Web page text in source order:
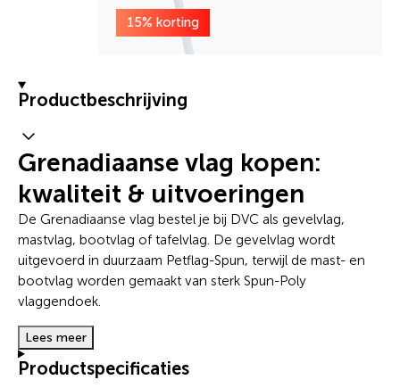
15% korting
Productbeschrijving
Grenadiaanse vlag kopen:
kwaliteit & uitvoeringen
De Grenadiaanse vlag bestel je bij DVC als gevelvlag,
mastvlag, bootvlag of tafelvlag. De gevelvlag wordt
uitgevoerd in duurzaam Petflag-Spun, terwijl de mast- en
bootvlag worden gemaakt van sterk Spun-Poly
vlaggendoek.
Lees meer
Productspecificaties